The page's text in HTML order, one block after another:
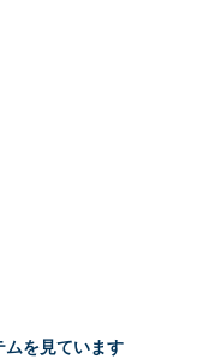
ムを見ています